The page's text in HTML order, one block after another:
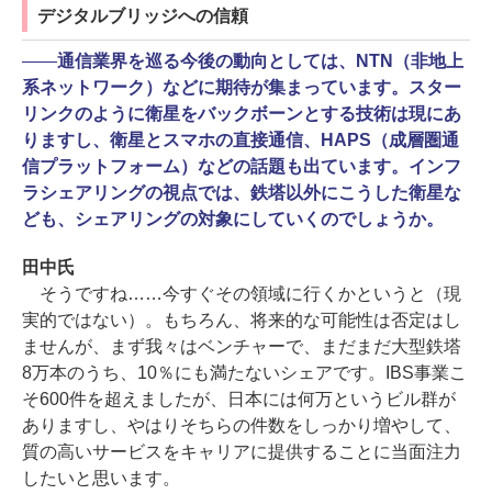
デジタルブリッジへの信頼
――通信業界を巡る今後の動向としては、NTN（非地上
系ネットワーク）などに期待が集まっています。スター
リンクのように衛星をバックボーンとする技術は現にあ
りますし、衛星とスマホの直接通信、HAPS（成層圏通
信プラットフォーム）などの話題も出ています。インフ
ラシェアリングの視点では、鉄塔以外にこうした衛星な
ども、シェアリングの対象にしていくのでしょうか。
田中氏
そうですね……今すぐその領域に行くかというと（現
実的ではない）。もちろん、将来的な可能性は否定はし
ませんが、まず我々はベンチャーで、まだまだ大型鉄塔
8万本のうち、10％にも満たないシェアです。IBS事業こ
そ600件を超えましたが、日本には何万というビル群が
ありますし、やはりそちらの件数をしっかり増やして、
質の高いサービスをキャリアに提供することに当面注力
したいと思います。